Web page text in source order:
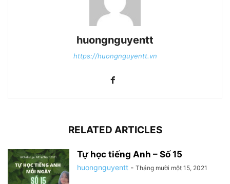
huongnguyentt
https://huongnguyentt.vn
RELATED ARTICLES
Tự học tiếng Anh – Số 15
huongnguyentt - Tháng mười một 15, 2021